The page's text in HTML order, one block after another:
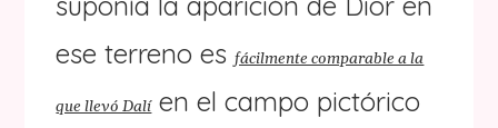
ese terreno esfácilmente comparable a la
que llevó Dalíen el campo pictórico